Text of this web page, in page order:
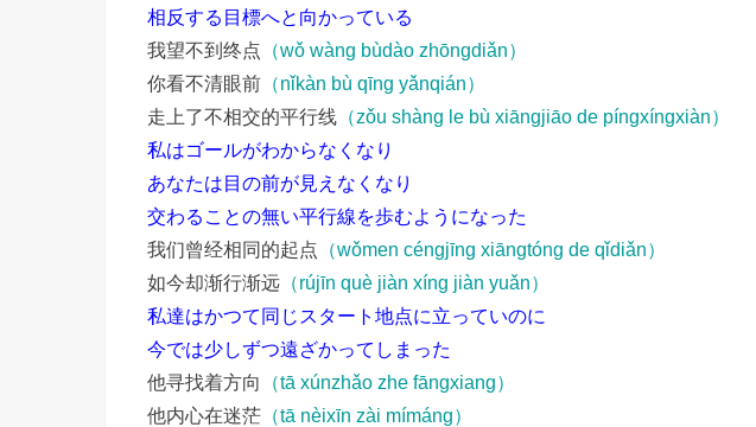
相反する目標へと向かっている
我望不到终点 （wǒ wàng bùdào zhōngdiǎn）
你看不清眼前 （nǐkàn bù qīng yǎnqián）
走上了不相交的平行线 （zǒu shàng le bù xiāngjiāo de píngxíngxiàn）
私はゴールがわからなくなり
あなたは目の前が見えなくなり
交わることの無い平行線を歩むようになった
我们曾经相同的起点 （wǒmen céngjīng xiāngtóng de qǐdiǎn）
如今却渐行渐远 （rújīn què jiàn xíng jiàn yuǎn）
私達はかつて同じスタート地点に立っていのに
今では少しずつ遠ざかってしまった
他寻找着方向
（tā xúnzhǎo zhe fāngxiang）
他内心在迷茫 （tā nèixīn zài mímáng）